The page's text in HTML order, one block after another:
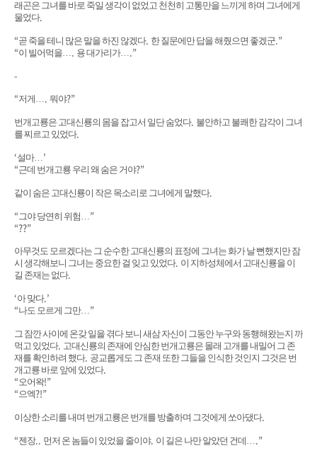
래곤은 그녀를 바로 죽일 생각이 없었고 천천히 고통만을 느끼게 하며 그녀에게
물었다.
“곧 죽을 테니 많은 말을 하진 않겠다. 한 질문에만 답을 해줬으면 좋겠군.”
“이 빌어먹을…. 용 대가리가….”
-
“저게…. 뭐야?”
번개고룡은 고대신룡의 몸을 잡고서 일단 숨었다. 불안하고 불쾌한 감각이 그녀
를 찌르고 있었다.
‘설마…’
“근데 번개고룡 우리 왜 숨은 거야?”
같이 숨은 고대신룡이 작은 목소리로 그녀에게 말했다.
“그야 당연히 위험…”
“??”
아무것도 모르겠다는 그 순수한 고대신룡의 표정에 그녀는 화가 날 뻔했지만 잠
시 생각해보니 그녀는 중요한 걸 잊고 있었다. 이 지하성체에서 고대신룡을 이
길 존재는 없다.
‘아 맞다.’
“나도 모르게 그만…”
그 잠깐 사이에 온갖 일을 겪다 보니 새삼 자신이 그동안 누구와 동행해왔는지 까
먹고 있었다. 고대신룡의 존재에 안심한 번개고룡은 몰래 고개를 내밀어 그 존
재를 확인하려 했다. 공교롭게도 그 존재 또한 그들을 인식한 것인지 그것은 번
개고룡 바로 앞에 있었다.
“오어왁!”
“으엑?!”
이상한 소리를 내며 번개고룡은 번개를 방출하며 그것에게 쏘아댔다.
“젠장.. 먼저 온 놈들이 있었을 줄이야. 이 길은 나만 알았던 건데….”